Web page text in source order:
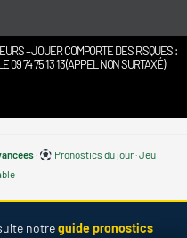
– JOUER COMPORTE DES RISQUES :
74 75 13 13 (APPEL NON SURTAXÉ)
· Pronostics du jour·Jeu
notreguide pronostics